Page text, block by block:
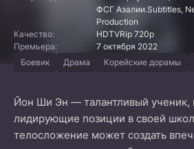
ФСГ Азалии.Subtitles,
Production
Качество:
HDTVRip 720p
Премьера:
7 октября 2022
Боевик
Драма Корейские дорамы
Йон Ши Эн — талантливый ученик,
лидирующие позиции в своей
телосложение может создать